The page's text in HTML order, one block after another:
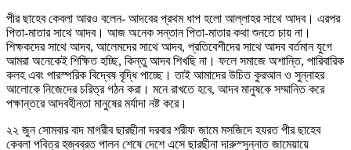
পীর ছাহেব কেবলা আরও বলেন- আদবের প্রথম ধাপ হলো আল্লাহর সাথে আদব। এরপর
পিতা-মাতার সাথে আদব। আজ অনেক সন্তান পিতা-মাতার কথা শুনতে চায় না।
শিক্ষকদের সাথে আদব, আলেমদের সাথে আদব, প্রতিবেশীদের সাথে আদব বর্তমান যুগে
আমরা অনেকেই শিক্ষিত হচ্ছি, কিন্তু আদব শিখছি না। ফলে সমাজে অশান্তি, পারিবারিক
কলহ এবং পারস্পরিক বিদ্বেষ বৃদ্ধি পাচ্ছে। তাই আমাদের উচিত কুরআন ও সুন্নাহর
আলোকে নিজেদের চরিত্র গঠন করা। মনে রাখতে হবে, আদব মানুষকে সম্মানিত করে
পক্ষান্তরে আদবহীনতা মানুষের মর্যাদা নষ্ট করে।
২২ জুন সোমবার বাদ মাগরীব ছারছীনা দরবার শরীফ জামে মসজিদে হযরত পীর ছাহেব
কেবলা পবিত্র হজ্বব্রত পালন শেষে দেশে এসে ছারছীনা দারুস্সুন্নাত জামেয়ায়ে